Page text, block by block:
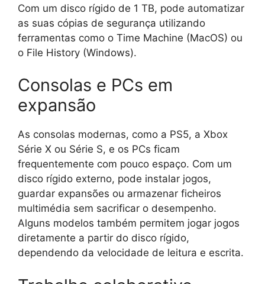
Com um disco rígido de 1 TB, pode automatizar
as suas cópias de segurança utilizando
ferramentas como o Time Machine (MacOS) ou
o File History (Windows).
Consolas e PCs em
expansão
As consolas modernas, como a PS5, a Xbox
Série X ou Série S, e os PCs ficam
frequentemente com pouco espaço. Com um
disco rígido externo, pode instalar jogos,
guardar expansões ou armazenar ficheiros
multimédia sem sacrificar o desempenho.
Alguns modelos também permitem jogar jogos
diretamente a partir do disco rígido,
dependendo da velocidade de leitura e escrita.